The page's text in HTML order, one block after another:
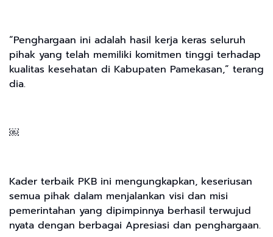
“Penghargaan ini adalah hasil kerja keras seluruh
pihak yang telah memiliki komitmen tinggi terhadap
kualitas kesehatan di Kabupaten Pamekasan,” terang
dia.
￼
Kader terbaik PKB ini mengungkapkan, keseriusan
semua pihak dalam menjalankan visi dan misi
pemerintahan yang dipimpinnya berhasil terwujud
nyata dengan berbagai Apresiasi dan penghargaan.